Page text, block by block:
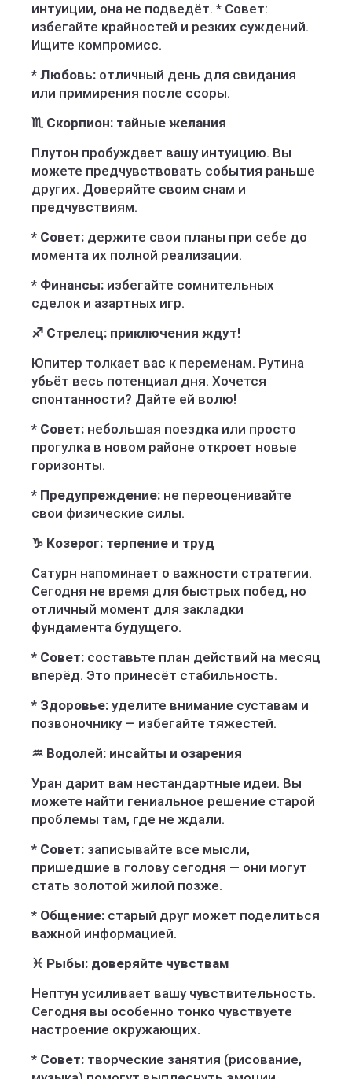
интуиции, она не подведёт. * Совет:
избегайте крайностей и резких суждений.
Ищите компромисс.
* Любовь: отличный день для свидания
или примирения после ссоры.
♏ Скорпион: тайные желания
Плутон пробуждает вашу интуицию. Вы
можете предчувствовать события раньше
других. Доверяйте своим снам и
предчувствиям.
* Совет: держите свои планы при себе до
момента их полной реализации.
* Финансы: избегайте сомнительных
сделок и азартных игр.
♐ Стрелец: приключения ждут!
Юпитер толкает вас к переменам. Рутина
убьёт весь потенциал дня. Хочется
спонтанности? Дайте ей волю!
* Совет: небольшая поездка или просто
прогулка в новом районе откроет новые
горизонты.
* Предупреждение: не переоценивайте
свои физические силы.
♑ Козерог: терпение и труд
Сатурн напоминает о важности стратегии.
Сегодня не время для быстрых побед, но
отличный момент для закладки
фундамента будущего.
* Совет: составьте план действий на месяц
вперёд. Это принесёт стабильность.
* Здоровье: уделите внимание суставам и
позвоночнику — избегайте тяжестей.
♒ Водолей: инсайты и озарения
Уран дарит вам нестандартные идеи. Вы
можете найти гениальное решение старой
проблемы там, где не ждали.
* Совет: записывайте все мысли,
пришедшие в голову сегодня — они могут
стать золотой жилой позже.
* Общение: старый друг может поделиться
важной информацией.
♓ Рыбы: доверяйте чувствам
Нептун усиливает вашу чувствительность.
Сегодня вы особенно тонко чувствуете
настроение окружающих.
* Совет: творческие занятия (рисование,